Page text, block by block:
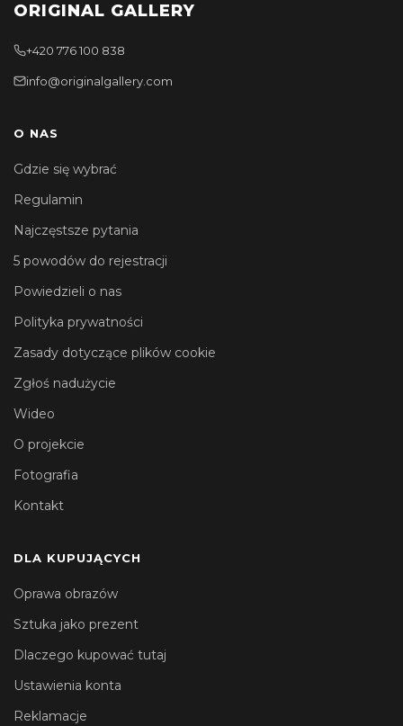
ORIGINAL GALLERY
+420 776 100 838
info@originalgallery.com
O NAS
Gdzie się wybrać
Regulamin
Najczęstsze pytania
5 powodów do rejestracji
Powiedzieli o nas
Polityka prywatności
Zasady dotyczące plików cookie
Zgłoś nadużycie
Wideo
O projekcie
Fotografia
Kontakt
DLA KUPUJĄCYCH
Oprawa obrazów
Sztuka jako prezent
Dlaczego kupować tutaj
Ustawienia konta
Reklamacje